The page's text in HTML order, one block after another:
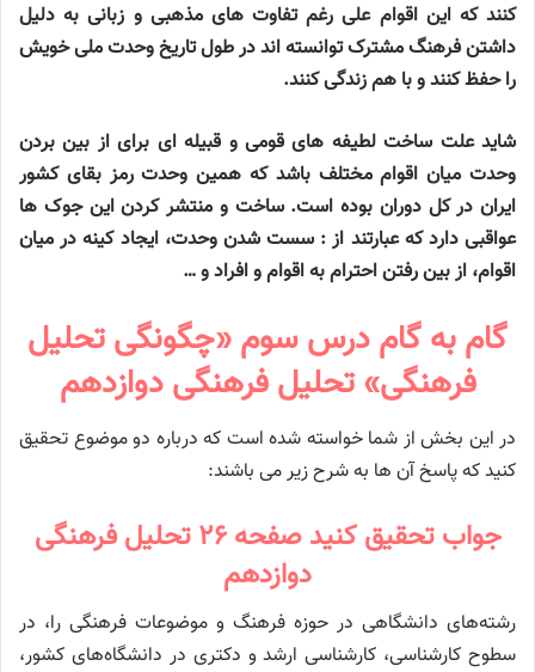
کنند که این اقوام علی رغم تفاوت های مذهبی و زبانی به دلیل
داشتن فرهنگ مشترک توانسته اند در طول تاریخ وحدت ملی خویش
را حفظ کنند و با هم زندگی کنند.
شاید علت ساخت لطیفه های قومی و قبیله ای برای از بین بردن
وحدت میان اقوام مختلف باشد که همین وحدت رمز بقای کشور
ایران در کل دوران بوده است. ساخت و منتشر کردن این جوک ها
عواقبی دارد که عبارتند از : سست شدن وحدت، ایجاد کینه در میان
اقوام، از بین رفتن احترام به اقوام و افراد و …
گام به گام درس سوم «چگونگی تحلیل
فرهنگی» تحلیل فرهنگی دوازدهم
در این بخش از شما خواسته شده است که درباره دو موضوع تحقیق
کنید که پاسخ آن ها به شرح زیر می باشند:
جواب تحقیق کنید صفحه ۲۶ تحلیل فرهنگی
دوازدهم
رشته‌های دانشگاهی در حوزه فرهنگ و موضوعات فرهنگی را، در
سطوح کارشناسی، کارشناسی ارشد و دکتری در دانشگاه‌های کشور،